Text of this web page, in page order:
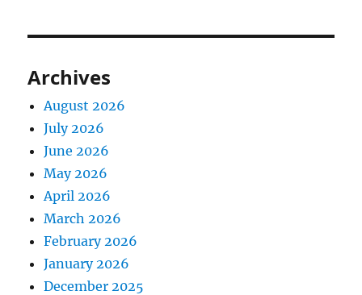
Archives
August 2026
July 2026
June 2026
May 2026
April 2026
March 2026
February 2026
January 2026
December 2025